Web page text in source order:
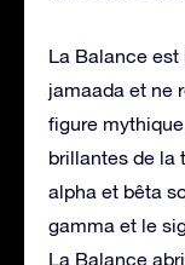
La Balance est
jamaada et ne
figure
brillantes de la
alpha et bêta
gamma et le
La Balance